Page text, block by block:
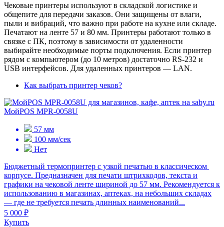
Чековые принтеры используют в складской логистике и
общепите для передачи заказов. Они защищены от влаги,
пыли и вибраций, что важно при работе на кухне или складе.
Печатают на ленте 57 и 80 мм. Принтеры работают только в
связке с ПК, поэтому в зависимости от удаленности
выбирайте необходимые порты подключения. Если принтер
рядом с компьютером (до 10 метров) достаточно RS-232 и
USB интерфейсов. Для удаленных принтеров — LAN.
Как выбрать принтер чеков?
МойPOS MPR-0058U
57 мм
100 мм/сек
Нет
Бюджетный термопринтер с узкой печатью в классическом
корпусе. Предназначен для печати штрихкодов, текста и
графики на чековой ленте шириной до 57 мм. Рекомендуется к
использованию в магазинах, аптеках, на небольших складах
— где не требуется печать длинных наименований...
5 000 ₽
Купить